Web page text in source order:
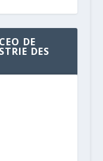
DE
DES